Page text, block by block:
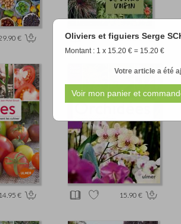
Oliviers et figuiers Serge
Montant : 1 x 15.20 € = 15.20 €
Votre article a été
€ 24.90 €
14.95 € 15.90 €